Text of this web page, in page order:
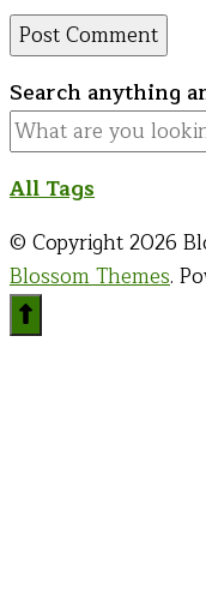
Looking
for
Something?
Search anything
All Tags
© Copyright 2026
Blossom Themes.